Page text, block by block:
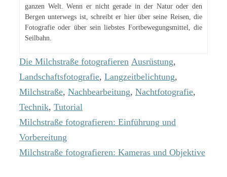
ganzen Welt. Wenn er nicht gerade in der Natur oder den
Bergen unterwegs ist, schreibt er hier über seine Reisen, die
Fotografie oder über sein liebstes Fortbewegungsmittel, die
Seilbahn.
Kategorien
Die Milchstraße fotografieren Schlagwörter
Ausrüstung,
Landschaftsfotografie, Langzeitbelichtung,
Milchstraße, Nachbearbeitung, Nachtfotografie,
Technik, Tutorial
Milchstraße fotografieren: Einführung und
Vorbereitung
Milchstraße fotografieren: Kameras und Objektive